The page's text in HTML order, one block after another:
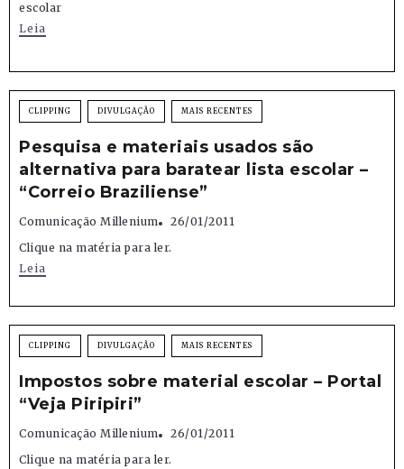
escolar
Leia
CLIPPING DIVULGAÇÃO MAIS RECENTES
Pesquisa e materiais usados são
alternativa para baratear lista escolar –
“Correio Braziliense”
Comunicação Millenium
26/01/2011
Clique na matéria para ler.
Leia
CLIPPING DIVULGAÇÃO MAIS RECENTES
Impostos sobre material escolar – Portal
“Veja Piripiri”
Comunicação Millenium
26/01/2011
Clique na matéria para ler.